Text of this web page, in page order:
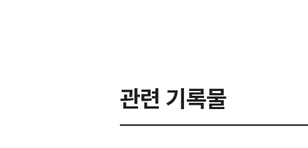
관련 기록물